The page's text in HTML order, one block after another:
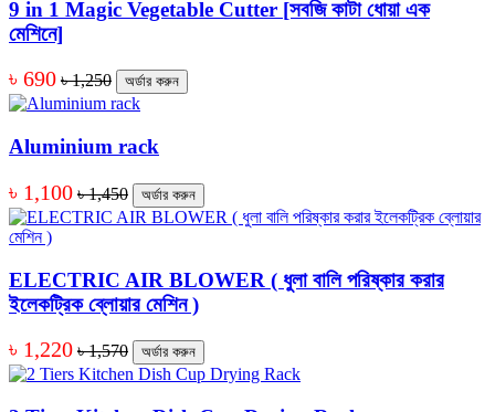
9 in 1 Magic Vegetable Cutter [সবজি কাটা ধোয়া এক
মেশিনে]
৳ 690 ৳ 1,250 অর্ডার করুন
Aluminium rack
৳ 1,100 ৳ 1,450 অর্ডার করুন
ELECTRIC AIR BLOWER ( ধুলা বালি পরিষ্কার করার
ইলেকট্রিক ব্লোয়ার মেশিন )
৳ 1,220 ৳ 1,570 অর্ডার করুন